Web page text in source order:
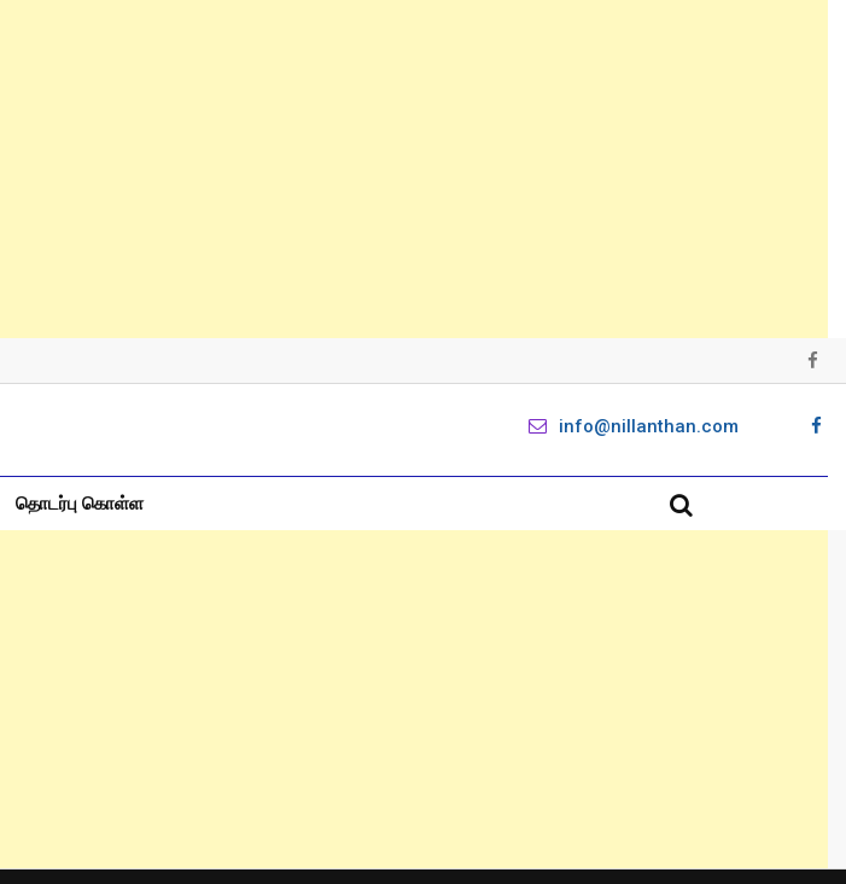
info@nillanthan.com
தொடர்பு கொள்ள